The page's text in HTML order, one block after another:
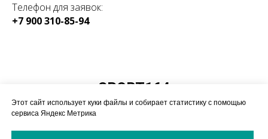
Этот сайт использует куки файлы и собирает статистику с помощью
сервиса Яндекс Метрика
Телефон для заявок:
+7 900 310-85-94
SPORT164
Магазин спортивного
оборудования